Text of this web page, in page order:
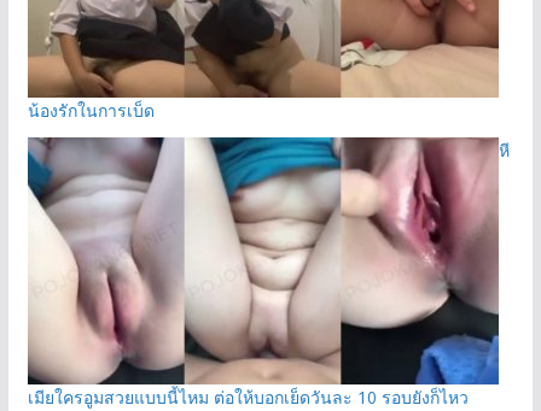
น้องรักในการเบ็ด
หี
เมียใครอูมสวยแบบนี้ไหม ต่อให้บอกเย็ดวันละ 10 รอบยังก็ไหว